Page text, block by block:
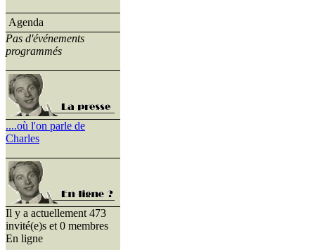
Agenda
Pas d'événements
programmés
....où l'on parle de
Charles
Il y a actuellement 473
invité(e)s et 0 membres
En ligne